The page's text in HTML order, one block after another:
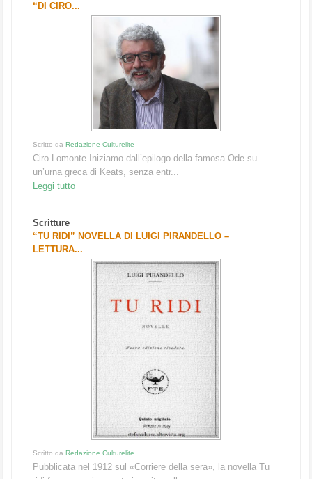
“DI CIRO...
Scritto da Redazione Culturelite
Ciro Lomonte Iniziamo dall’epilogo della famosa Ode su
un’urna greca di Keats, senza entr...
Leggi tutto
Scritture
“TU RIDI” NOVELLA DI LUIGI PIRANDELLO –
LETTURA...
Scritto da Redazione Culturelite
Pubblicata nel 1912 sul «Corriere della sera», la novella Tu